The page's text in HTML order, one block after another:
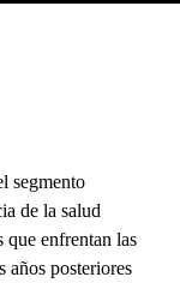
segmento
de la salud
que enfrentan las
años posteriores